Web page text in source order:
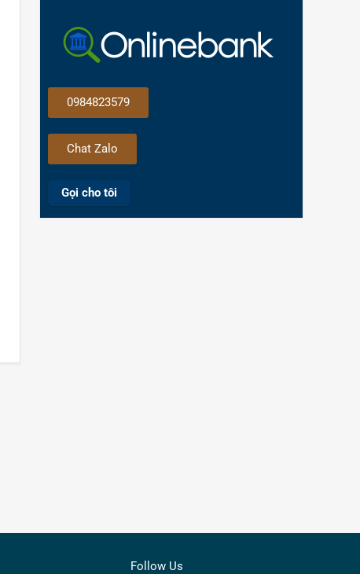
0984823579
Chat Zalo
Gọi cho tôi
Follow Us